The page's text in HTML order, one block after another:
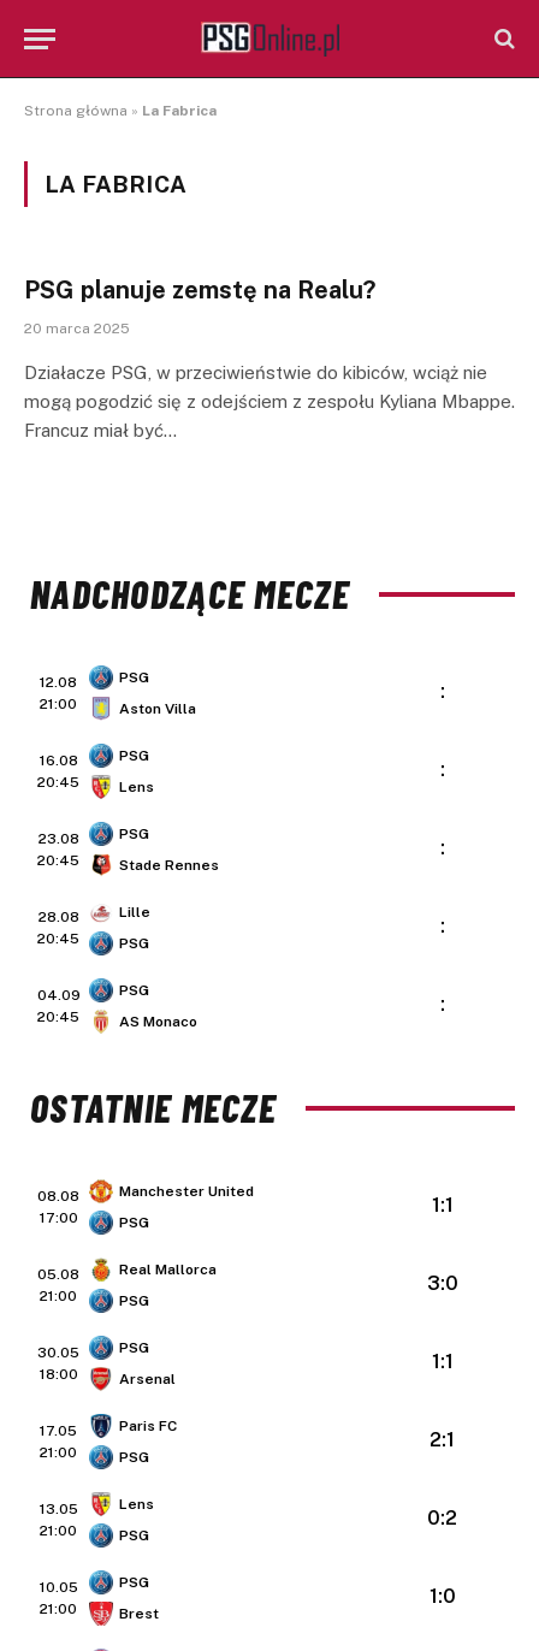
Strona główna » La Fabrica
LA FABRICA
PSG planuje zemstę na Realu?
20 marca 2025
Działacze PSG, w przeciwieństwie do kibiców, wciąż nie
mogą pogodzić się z odejściem z zespołu Kyliana Mbappe.
Francuz miał być…
NADCHODZĄCE MECZE
12.08
21:00
PSG
Aston Villa
:
16.08
20:45
PSG
Lens
:
23.08
20:45
PSG
Stade Rennes
:
28.08
20:45
Lille
PSG
:
04.09
20:45
PSG
AS Monaco
:
OSTATNIE MECZE
08.08
17:00
Manchester United
PSG
1:1
05.08
21:00
Real Mallorca
PSG
3:0
30.05
18:00
PSG
Arsenal
1:1
17.05
21:00
Paris FC
PSG
2:1
13.05
21:00
Lens
PSG
0:2
10.05
21:00
PSG
Brest
1:0